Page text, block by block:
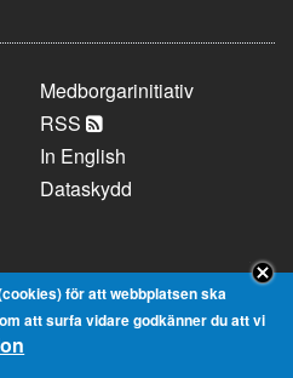
Medborgarinitiativ
RSS
In English
Dataskydd
Mariehamn
för att webbplatsen ska
att surfa vidare godkänner du att vi